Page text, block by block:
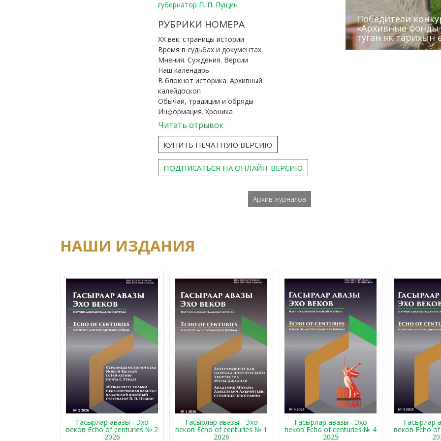
губернатор П. П. Пущин
РУБРИКИ НОМЕРА
ХХ век: страницы истории
Время в судьбах и документах
Мнения. Суждения. Версии
Наш календарь
В блокнот историка. Архивный
калейдоскоп
Обычаи, традиции и обряды
Информация. Хроника
Читать отрывок
КУПИТЬ ПЕЧАТНУЮ ВЕРСИЮ
ПОДПИСАТЬСЯ НА ОНЛАЙН-ВЕРСИЮ
Архив журналов
Победители
«Архивные фонды
туган як тарихын
Архивисты
Госархива
Сотрудники
Эхо веков»
(КХТИ)
«Мир архивов
НАШИ ИЗДАНИЯ
Гасырлар авазы - Эхо
веков Echo of centuries № 2
2026
Гасырлар авазы - Эхо
веков Echo of centuries № 1
2026
Гасырлар авазы - Эхо
веков Echo of centuries № 4
2025
Гасырлар
веков Echo